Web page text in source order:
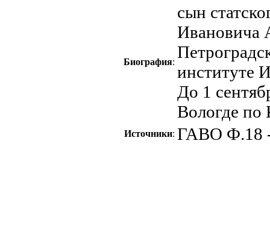
Биография:
сын
Ивановича
институте
До 1
Вологде по
Источники: ГАВО Ф.18